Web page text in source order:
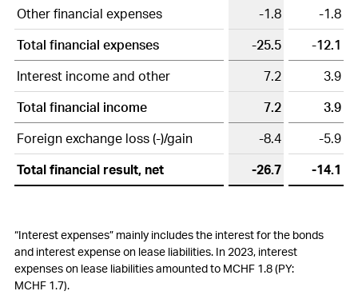
Other financial expenses
-1.8
-1.8
Total financial expenses
-25.5
-12.1
Interest income and other
7.2
3.9
Total financial income
7.2
3.9
Foreign exchange loss (-)/gain
-8.4
-5.9
Total financial result, net
-26.7 -14.1
“Interest expenses” mainly includes the interest for the bonds
and interest expense on lease liabilities. In 2023, interest
expenses on lease liabilities amounted to MCHF 1.8 (PY:
MCHF 1.7).